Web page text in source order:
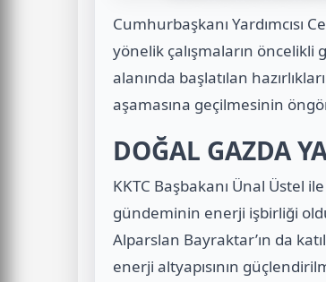
Cumhurbaşkanı Yardımcısı
yönelik çalışmaların öncelikli
alanında başlatılan
aşamasına geçilmesinin
DOĞAL GAZDA
KKTC Başbakanı Ünal Üstel
gündeminin enerji işbirliği
Alparslan Bayraktar’ın da
enerji altyapısının